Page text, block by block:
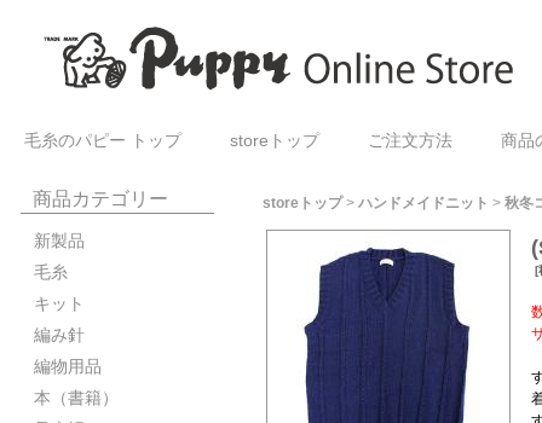
毛糸のパピー トップ storeトップ ご注文方法 商品
商品カテゴリー
新製品
毛糸
キット
編み針
編物用品
本（書籍）
storeトップ> ハンドメイドニット > 秋冬
[